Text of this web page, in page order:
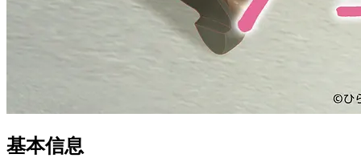
基本信息